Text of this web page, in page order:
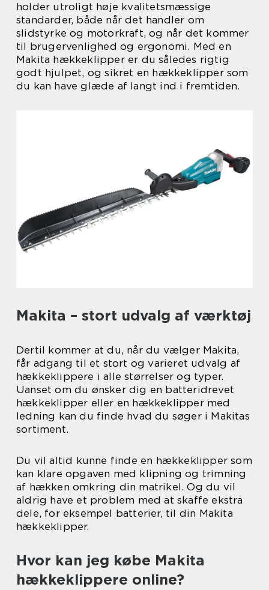
holder utroligt høje kvalitetsmæssige
standarder, både når det handler om
slidstyrke og motorkraft, og når det kommer
til brugervenlighed og ergonomi. Med en
Makita hækkeklipper er du således rigtig
godt hjulpet, og sikret en hækkeklipper som
du kan have glæde af langt ind i fremtiden.
Makita – stort udvalg af værktøj
Dertil kommer at du, når du vælger Makita,
får adgang til et stort og varieret udvalg af
hækkeklippere i alle størrelser og typer.
Uanset om du ønsker dig en batteridrevet
hækkeklipper eller en hækkeklipper med
ledning kan du finde hvad du søger i Makitas
sortiment.
Du vil altid kunne finde en hækkeklipper som
kan klare opgaven med klipning og trimning
af hækken omkring din matrikel. Og du vil
aldrig have et problem med at skaffe ekstra
dele, for eksempel batterier, til din Makita
hækkeklipper.
Hvor kan jeg købe Makita
hækkeklippere online?